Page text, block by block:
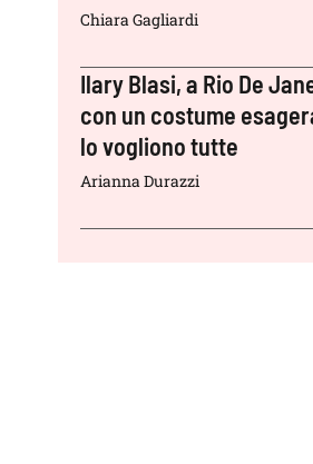
Chiara Gagliardi
Ilary Blasi, a Rio De
con un costume
lo vogliono tutte
Arianna Durazzi